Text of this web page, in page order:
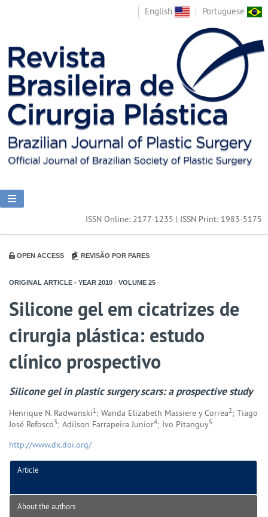
English Portuguese
ISSN Online: 2177-1235 | ISSN Print: 1983-5175
OPEN ACCESS REVISÃO POR PARES
ORIGINAL ARTICLE - YEAR 2010 - VOLUME 25 -
Silicone gel em cicatrizes de
cirurgia plástica: estudo
clínico prospectivo
Silicone gel in plastic surgery scars: a prospective study
Henrique N. Radwanski1; Wanda Elizabeth Massiere y Correa2; Tiago
José Refosco3; Adilson Farrapeira Junior4; Ivo Pitanguy5
http://www.dx.doi.org/
Article
About the authors